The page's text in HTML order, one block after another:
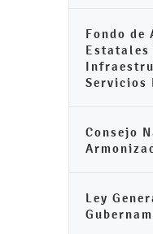
Fondo de
Estatales
Servicios
Consejo
Ley